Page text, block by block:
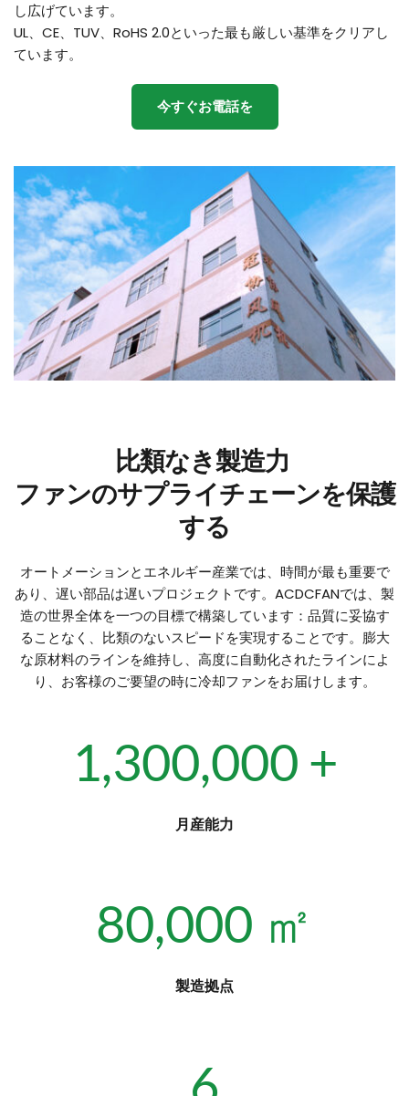
し広げています。
UL、CE、TUV、RoHS 2.0といった最も厳しい基準をクリアし
ています。
今すぐお電話を
比類なき製造力
ファンのサプライチェーンを保護
する
オートメーションとエネルギー産業では、時間が最も重要で
あり、遅い部品は遅いプロジェクトです。ACDCFANでは、製
造の世界全体を一つの目標で構築しています：品質に妥協す
ることなく、比類のないスピードを実現することです。膨大
な原材料のラインを維持し、高度に自動化されたラインによ
り、お客様のご要望の時に冷却ファンをお届けします。
1,300,000 +
月産能力
80,000 ㎡
製造拠点